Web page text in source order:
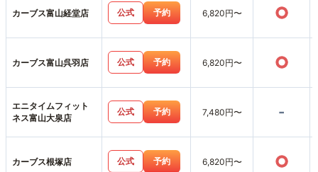
カーブス富山経堂店 公式 予約 6,820円〜 ○
カーブス富山呉羽店 公式 予約 6,820円〜 ○
エニタイムフィット
ネス富山大泉店
公式 予約 7,480円〜 -
カーブス根塚店 公式 予約 6,820円〜 ○